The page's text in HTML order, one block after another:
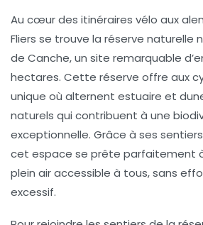
Au cœur des itinéraires vélo aux
Fliers se trouve la réserve naturelle
de Canche, un site remarquable
hectares. Cette réserve offre aux
unique où alternent estuaire et
naturels qui contribuent à une
exceptionnelle. Grâce à ses
cet espace se prête parfaitement
plein air accessible à tous, sans
excessif.